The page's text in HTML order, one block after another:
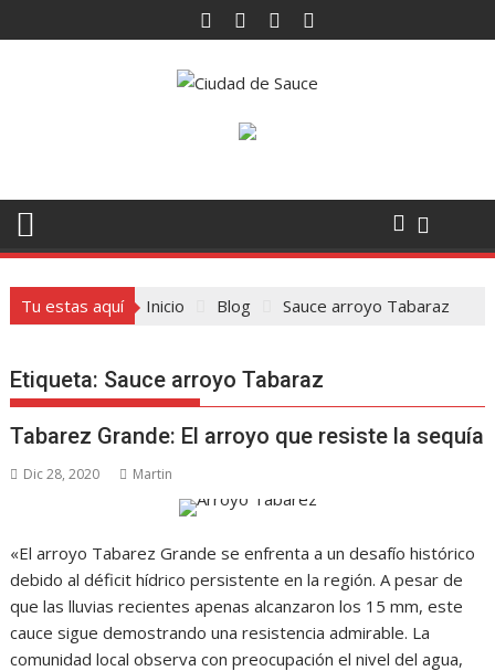
al
Tu estas aquí Inicio Blog Sauce arroyo Tabaraz
Etiqueta: Sauce arroyo Tabaraz
Tabarez Grande: El arroyo que resiste la sequía
Dic 28, 2020 Martin
«El arroyo Tabarez Grande se enfrenta a un desafío histórico
debido al déficit hídrico persistente en la región. A pesar de
que las lluvias recientes apenas alcanzaron los 15 mm, este
cauce sigue demostrando una resistencia admirable. La
comunidad local observa con preocupación el nivel del agua,